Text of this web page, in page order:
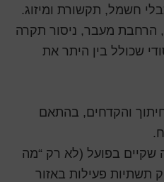
חשמל, תקשורת ומיזוג.
, הרחבת מעבר, ניסור תקרה
שכולל בין היתר את
והקדחים, בהתאם
שקיים בפועל (לא רק “מה
תשתיות פעילות באזור